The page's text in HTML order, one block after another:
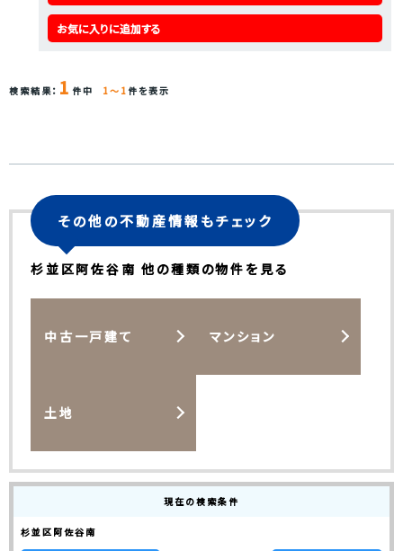
お気に入りに追加する
検索結果： 1 件中 1～1件を表示
その他の不動産情報もチェック
杉並区阿佐谷南 他の種類の物件を見る
中古一戸建て マンション
土地
現在の検索条件
杉並区阿佐谷南